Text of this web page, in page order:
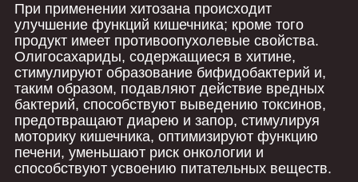
При применении хитозана происходит
улучшение функций кишечника; кроме того
продукт имеет противоопухолевые свойства.
Олигосахариды, содержащиеся в хитине,
стимулируют образование бифидобактерий и,
таким образом, подавляют действие вредных
бактерий, способствуют выведению токсинов,
предотвращают диарею и запор, стимулируя
моторику кишечника, оптимизируют функцию
печени, уменьшают риск онкологии и
способствуют усвоению питательных веществ.